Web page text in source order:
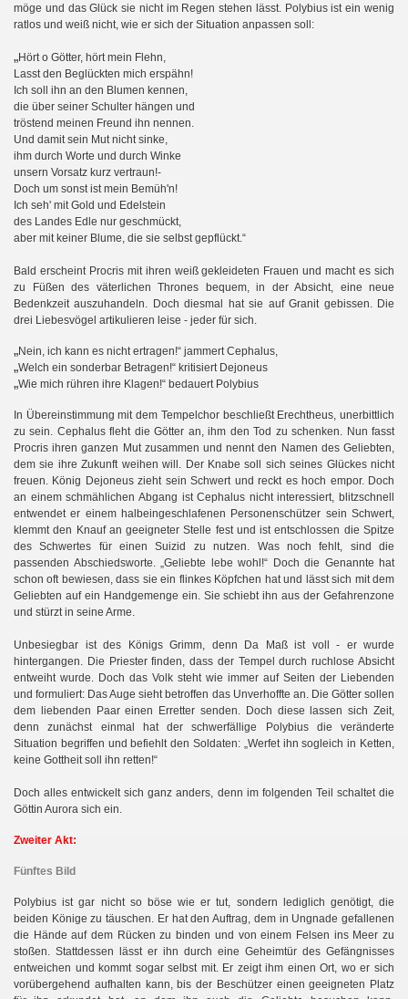
möge und das Glück sie nicht im Regen stehen lässt. Polybius ist ein wenig
ratlos und weiß nicht, wie er sich der Situation anpassen soll:
„Hört o Götter, hört mein Flehn,
Lasst den Beglückten mich erspähn!
Ich soll ihn an den Blumen kennen,
die über seiner Schulter hängen und
tröstend meinen Freund ihn nennen.
Und damit sein Mut nicht sinke,
ihm durch Worte und durch Winke
unsern Vorsatz kurz vertraun!-
Doch um sonst ist mein Bemüh'n!
Ich seh' mit Gold und Edelstein
des Landes Edle nur geschmückt,
aber mit keiner Blume, die sie selbst gepflückt.“
Bald erscheint Procris mit ihren weiß gekleideten Frauen und macht es sich
zu Füßen des väterlichen Thrones bequem, in der Absicht, eine neue
Bedenkzeit auszuhandeln. Doch diesmal hat sie auf Granit gebissen. Die
drei Liebesvögel artikulieren leise - jeder für sich.
„Nein, ich kann es nicht ertragen!“ jammert Cephalus,
„Welch ein sonderbar Betragen!“ kritisiert Dejoneus
„Wie mich rühren ihre Klagen!“ bedauert Polybius
In Übereinstimmung mit dem Tempelchor beschließt Erechtheus, unerbittlich
zu sein. Cephalus fleht die Götter an, ihm den Tod zu schenken. Nun fasst
Procris ihren ganzen Mut zusammen und nennt den Namen des Geliebten,
dem sie ihre Zukunft weihen will. Der Knabe soll sich seines Glückes nicht
freuen. König Dejoneus zieht sein Schwert und reckt es hoch empor. Doch
an einem schmählichen Abgang ist Cephalus nicht interessiert, blitzschnell
entwendet er einem halbeingeschlafenen Personenschützer sein Schwert,
klemmt den Knauf an geeigneter Stelle fest und ist entschlossen die Spitze
des Schwertes für einen Suizid zu nutzen. Was noch fehlt, sind die
passenden Abschiedsworte. „Geliebte lebe wohl!“ Doch die Genannte hat
schon oft bewiesen, dass sie ein flinkes Köpfchen hat und lässt sich mit dem
Geliebten auf ein Handgemenge ein. Sie schiebt ihn aus der Gefahrenzone
und stürzt in seine Arme.
Unbesiegbar ist des Königs Grimm, denn Da Maß ist voll - er wurde
hintergangen. Die Priester finden, dass der Tempel durch ruchlose Absicht
entweiht wurde. Doch das Volk steht wie immer auf Seiten der Liebenden
und formuliert: Das Auge sieht betroffen das Unverhoffte an. Die Götter sollen
dem liebenden Paar einen Erretter senden. Doch diese lassen sich Zeit,
denn zunächst einmal hat der schwerfällige Polybius die veränderte
Situation begriffen und befiehlt den Soldaten: „Werfet ihn sogleich in Ketten,
keine Gottheit soll ihn retten!“
Doch alles entwickelt sich ganz anders, denn im folgenden Teil schaltet die
Göttin Aurora sich ein.
Zweiter Akt:
Fünftes Bild
Polybius ist gar nicht so böse wie er tut, sondern lediglich genötigt, die
beiden Könige zu täuschen. Er hat den Auftrag, dem in Ungnade gefallenen
die Hände auf dem Rücken zu binden und von einem Felsen ins Meer zu
stoßen. Stattdessen lässt er ihn durch eine Geheimtür des Gefängnisses
entweichen und kommt sogar selbst mit. Er zeigt ihm einen Ort, wo er sich
vorübergehend aufhalten kann, bis der Beschützer einen geeigneten Platz